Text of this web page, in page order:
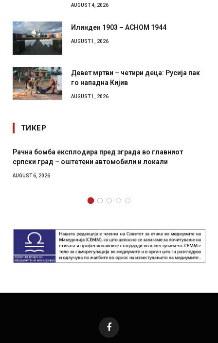
AUGUST 4, 2026
Илинден 1903 – АСНОМ 1944
AUGUST 1, 2026
Девет мртви – четири деца: Русија пак
го нападна Кијив
AUGUST 1, 2026
ТИКЕР
пред зграда во главниот
автомобили и локали
И Данска се
месечна воена
Facebook